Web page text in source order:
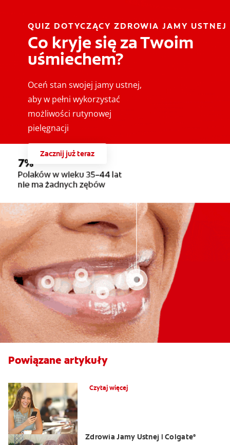
QUIZ DOTYCZĄCY ZDROWIA JAMY USTNEJ
Co kryje się za Twoim
uśmiechem?
Oceń stan swojej jamy ustnej,
aby w pełni wykorzystać
możliwości rutynowej
pielęgnacji
Zacznij już teraz
Powiązane artykuły
Czytaj więcej
Zdrowia Jamy Ustnej | Colgate®